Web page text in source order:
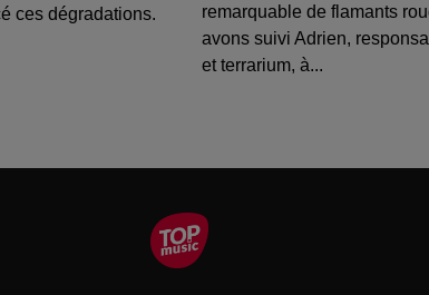
ces dégradations.
remarquable de flamants
avons suivi Adrien,
et terrarium, à...